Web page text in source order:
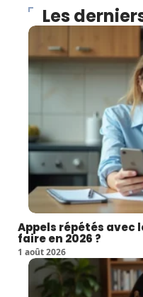
Les
Appels répétés avec
faire en 2026 ?
1 août 2026